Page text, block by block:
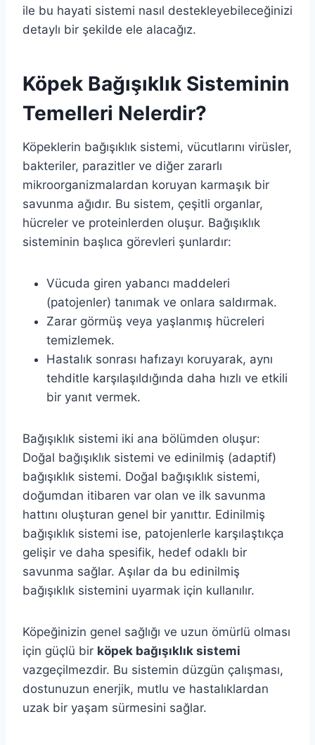
ile bu hayati sistemi nasıl destekleyebileceğinizi
detaylı bir şekilde ele alacağız.
Köpek Bağışıklık Sisteminin
Temelleri Nelerdir?
Köpeklerin bağışıklık sistemi, vücutlarını virüsler,
bakteriler, parazitler ve diğer zararlı
mikroorganizmalardan koruyan karmaşık bir
savunma ağıdır. Bu sistem, çeşitli organlar,
hücreler ve proteinlerden oluşur. Bağışıklık
sisteminin başlıca görevleri şunlardır:
Vücuda giren yabancı maddeleri
(patojenler) tanımak ve onlara saldırmak.
Zarar görmüş veya yaşlanmış hücreleri
temizlemek.
Hastalık sonrası hafızayı koruyarak, aynı
tehditle karşılaşıldığında daha hızlı ve etkili
bir yanıt vermek.
Bağışıklık sistemi iki ana bölümden oluşur:
Doğal bağışıklık sistemi ve edinilmiş (adaptif)
bağışıklık sistemi. Doğal bağışıklık sistemi,
doğumdan itibaren var olan ve ilk savunma
hattını oluşturan genel bir yanıttır. Edinilmiş
bağışıklık sistemi ise, patojenlerle karşılaştıkça
gelişir ve daha spesifik, hedef odaklı bir
savunma sağlar. Aşılar da bu edinilmiş
bağışıklık sistemini uyarmak için kullanılır.
Köpeğinizin genel sağlığı ve uzun ömürlü olması
için güçlü bir köpek bağışıklık sistemi
vazgeçilmezdir. Bu sistemin düzgün çalışması,
dostunuzun enerjik, mutlu ve hastalıklardan
uzak bir yaşam sürmesini sağlar.